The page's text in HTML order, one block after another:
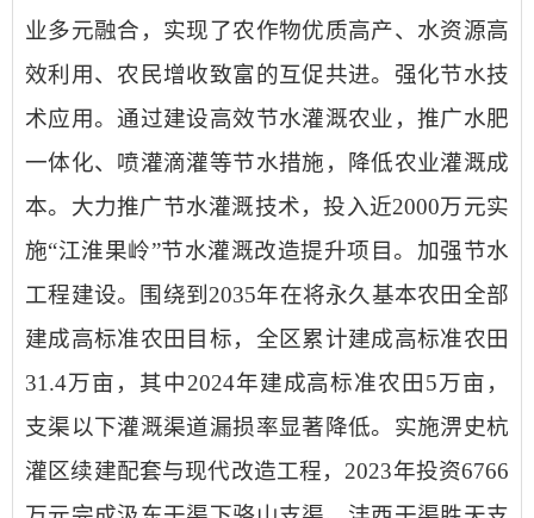
业多元融合，实现了农作物优质高产、水资源高
效利用、农民增收致富的互促共进。 强化节水技
术应用。通过建设高效节水灌溉农业 ，推广水肥
一体化、喷灌滴灌等节水措施 ， 降低农业灌溉成
本。 大力推广节水灌溉技术，投入近2000万元实
施“江淮果岭”节水灌溉改造提升项 目。 加强节水
工程建设。 围绕到 2035年在将永久基本农田全部
建成高标准农田目标，全区累计建成高标准农田
31.4万亩， 其中2024年建成高标准农田 5万亩，
支渠以下灌溉渠道漏损率显著降低。 实施淠史杭
灌区续建配套与现代改造工程， 2023年投资6766